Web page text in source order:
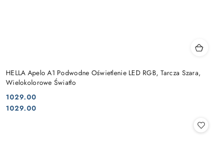
HELLA Apelo A1 Podwodne Oświetlenie LED RGB, Tarcza Szara,
Wielokolorowe Światło
Cena:
1029.00
Cena:
1029.00